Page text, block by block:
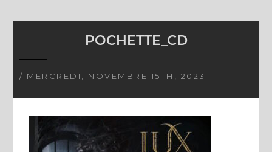
POCHETTE_CD
/ MERCREDI, NOVEMBRE 15TH, 2023